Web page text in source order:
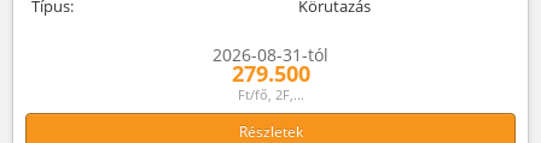
Típus:
Körutazás
2026-08-31-tól
279.500
Ft/fő, 2F,...
Részletek